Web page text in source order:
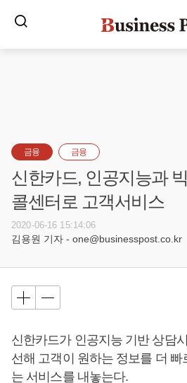
금융 금융
신한카드, 인공지능과
콜센터로 고객서비스
2020-06-16 15:14:06
김용원 기자 - one@businesspost.co.kr
신한카드가 인공지능 기반 상담
선해 고객이 원하는 정보를 더
는 서비스를 내놓는다.